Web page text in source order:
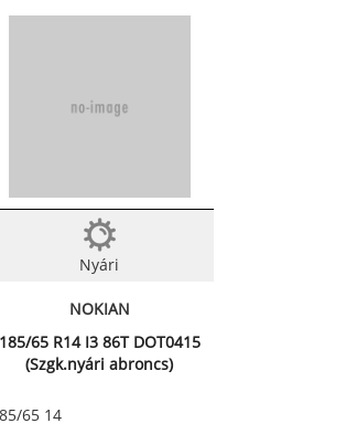
Nyári
NOKIAN
185/65 R14 I3 86T DOT0415
(Szgk.nyári abroncs)
65 14